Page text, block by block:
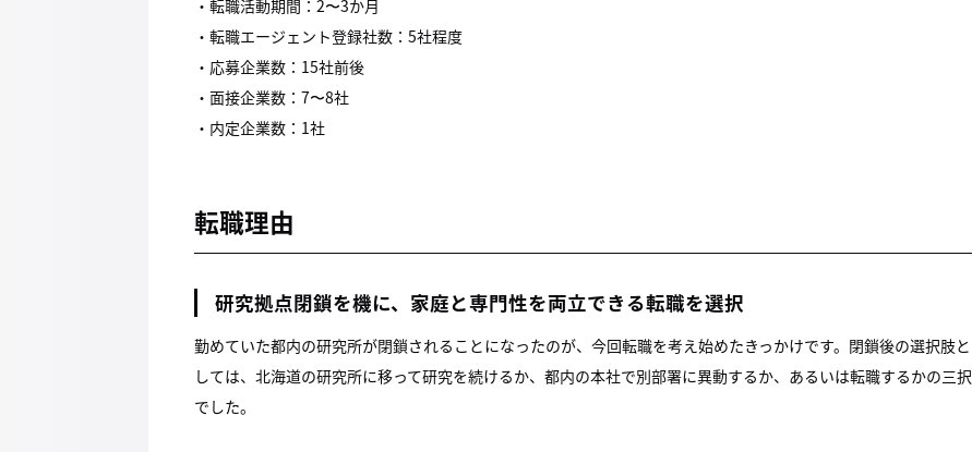
・転職活動期間：2〜3か月
・転職エージェント登録社数：5社程度
・応募企業数：15社前後
・面接企業数：7〜8社
・内定企業数：1社
転職理由
研究拠点閉鎖を機に、家庭と専門性を両立できる転職を選択
勤めていた都内の研究所が閉鎖されることになったのが、今回転職を考え始めたきっかけです。閉鎖後の選択肢と
しては、北海道の研究所に移って研究を続けるか、都内の本社で別部署に異動するか、あるいは転職するかの三択
でした。